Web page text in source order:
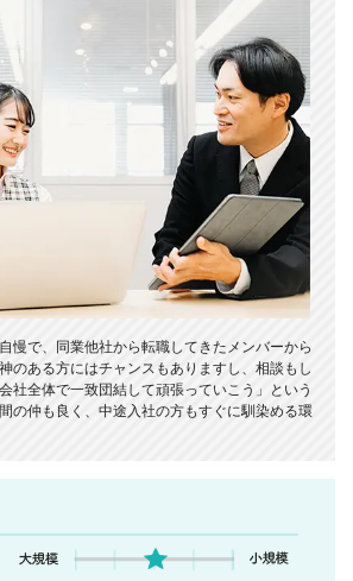
慢で、同業他社から転職してきたメンバーから
のある方にはチャンスもありますし、相談もし
社全体で一致団結して頑張っていこう」という
の仲も良く、中途入社の方もすぐに馴染める環